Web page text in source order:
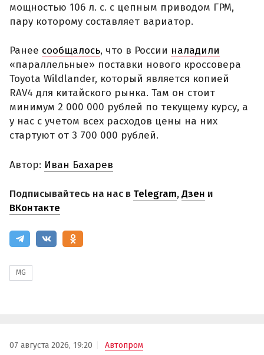
мощностью 106 л. с. с цепным приводом ГРМ,
пару которому составляет вариатор.
Ранее сообщалось, что в России наладили
«параллельные» поставки нового кроссовера
Toyota Wildlander, который является копией
RAV4 для китайского рынка. Там он стоит
минимум 2 000 000 рублей по текущему курсу, а
у нас с учетом всех расходов цены на них
стартуют от 3 700 000 рублей.
Автор: Иван Бахарев
Подписывайтесь на нас в Telegram,Дзен и
ВКонтакте
MG
07 августа 2026, 19:20 Автопром